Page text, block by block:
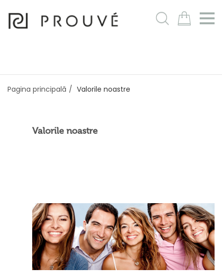
m
Pagina principală Valorile noastre
Valorile noastre